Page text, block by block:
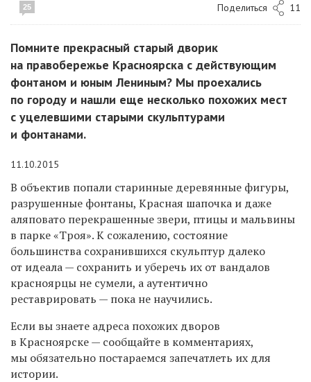
25 Поделиться 11
Помните прекрасный старый дворик
на правобережье Красноярска с действующим
фонтаном и юным Лениным? Мы проехались
по городу и нашли еще несколько похожих мест
с уцелевшими старыми скульптурами
и фонтанами.
11.10.2015
В объектив попали старинные деревянные фигуры,
разрушенные фонтаны, Красная шапочка и даже
аляповато перекрашенные звери, птицы и мальвины
в парке «Троя». К сожалению, состояние
большинства сохранившихся скульптур далеко
от идеала — сохранить и уберечь их от вандалов
красноярцы не сумели, а аутентично
реставрировать — пока не научились.
Если вы знаете адреса похожих дворов
в Красноярске — сообщайте в комментариях,
мы обязательно постараемся запечатлеть их для
истории.